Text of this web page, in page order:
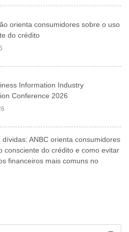
orienta consumidores sobre o uso
do crédito
Information Industry
Conference 2026
dívidas: ANBC orienta consumidores
consciente do crédito e como evitar
financeiros mais comuns no